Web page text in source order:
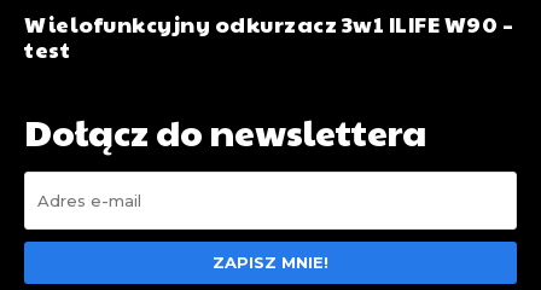
Wielofunkcyjny odkurzacz 3w1 ILIFE W90 –
test
Dołącz do newslettera
ZAPISZ MNIE!